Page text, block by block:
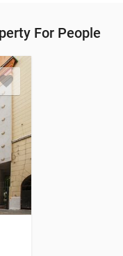
For People